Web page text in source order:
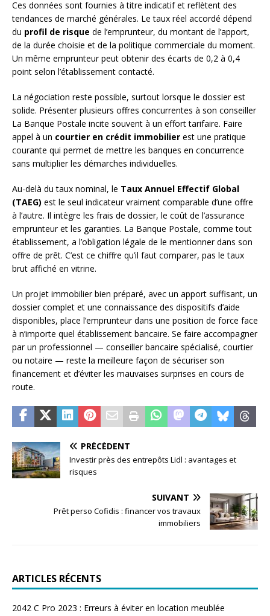
Ces données sont fournies à titre indicatif et reflètent des
tendances de marché générales. Le taux réel accordé dépend
du profil de risque de l’emprunteur, du montant de l’apport,
de la durée choisie et de la politique commerciale du moment.
Un même emprunteur peut obtenir des écarts de 0,2 à 0,4
point selon l’établissement contacté.
La négociation reste possible, surtout lorsque le dossier est
solide. Présenter plusieurs offres concurrentes à son conseiller
La Banque Postale incite souvent à un effort tarifaire. Faire
appel à un courtier en crédit immobilier est une pratique
courante qui permet de mettre les banques en concurrence
sans multiplier les démarches individuelles.
Au-delà du taux nominal, le Taux Annuel Effectif Global
(TAEG) est le seul indicateur vraiment comparable d’une offre
à l’autre. Il intègre les frais de dossier, le coût de l’assurance
emprunteur et les garanties. La Banque Postale, comme tout
établissement, a l’obligation légale de le mentionner dans son
offre de prêt. C’est ce chiffre qu’il faut comparer, pas le taux
brut affiché en vitrine.
Un projet immobilier bien préparé, avec un apport suffisant, un
dossier complet et une connaissance des dispositifs d’aide
disponibles, place l’emprunteur dans une position de force face
à n’importe quel établissement bancaire. Se faire accompagner
par un professionnel — conseiller bancaire spécialisé, courtier
ou notaire — reste la meilleure façon de sécuriser son
financement et d’éviter les mauvaises surprises en cours de
route.
PRÉCÉDENT
Investir près des entrepôts Lidl : avantages et
risques
SUIVANT
Prêt perso Cofidis : financer vos travaux
immobiliers
ARTICLES RÉCENTS
2042 C Pro 2023 : Erreurs à éviter en location meublée